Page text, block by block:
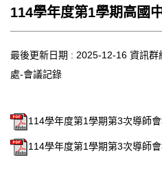
文件資料
網站管理
西松學習歷程檔案
114學年度第1學期高國
最後更新日期 : 2025-12-16 資訊群
處-會議記錄
114學年度第1學期第3次導師
114學年度第1學期第3次導師